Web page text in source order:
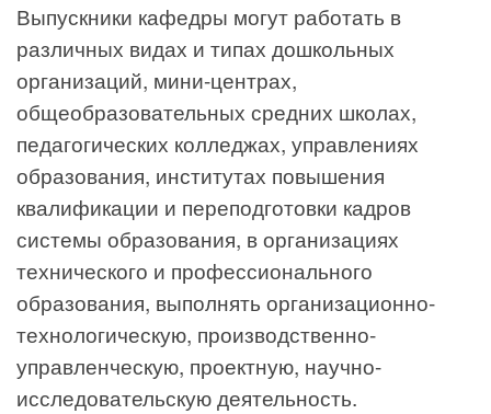
Выпускники кафедры могут работать в
различных видах и типах дошкольных
организаций, мини-центрах,
общеобразовательных средних школах,
педагогических колледжах, управлениях
образования, институтах повышения
квалификации и переподготовки кадров
системы образования, в организациях
технического и профессионального
образования, выполнять организационно-
технологическую, производственно-
управленческую, проектную, научно-
исследовательскую деятельность.